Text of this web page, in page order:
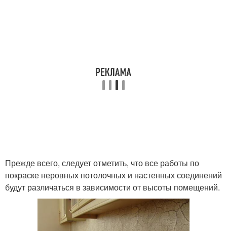
Прежде всего, следует отметить, что все работы по
покраске неровных потолочных и настенных соединений
будут различаться в зависимости от высоты помещений.